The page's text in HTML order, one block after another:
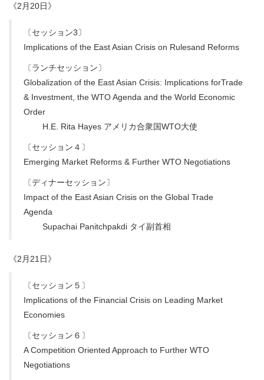
《2月20日》
〔セッション3〕
Implications of the East Asian Crisis on Rulesand Reforms
〔ランチセッション〕
Globalization of the East Asian Crisis: Implications forTrade
& Investment, the WTO Agenda and the World Economic
Order
H.E. Rita Hayes アメリカ合衆国WTO大使
〔セッション４〕
Emerging Market Reforms & Further WTO Negotiations
〔ディナーセッション〕
Impact of the East Asian Crisis on the Global Trade
Agenda
Supachai Panitchpakdi タイ副首相
《2月21日》
〔セッション５〕
Implications of the Financial Crisis on Leading Market
Economies
〔セッション６〕
A Competition Oriented Approach to Further WTO
Negotiations